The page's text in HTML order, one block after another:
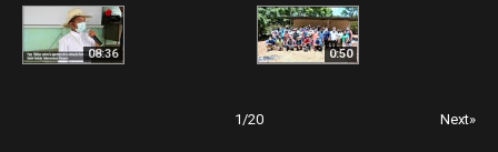
08:36 0:50
1 /20 Next»